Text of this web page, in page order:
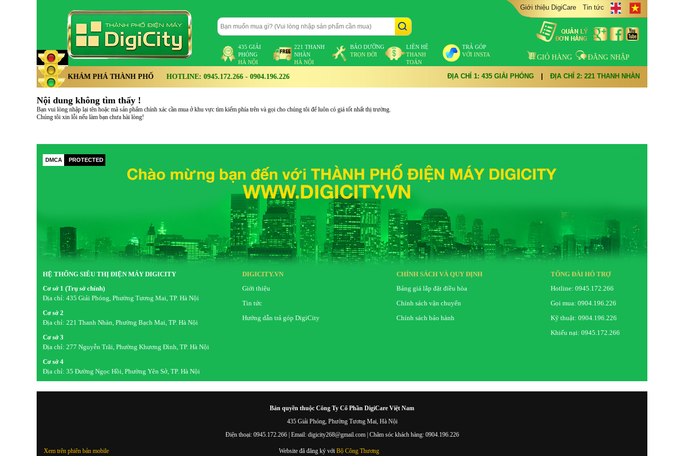
435 GIẢI
PHÓNG
HÀ NỘI
221 THANH
NHÀN
HÀ NỘI
BẢO DƯỠNG
TRỌN ĐỜI
LIÊN HỆ
THANH
TOÁN
TRẢ GÓP
VỚI INSTA
Giới thiệu DigiCare Tin tức
GIỎ HÀNG ĐĂNG NHẬP
KHÁM PHÁ THÀNH PHỐ HOTLINE: 0945.172.266 - 0904.196.226 ĐỊA CHỈ 1: 435 GIẢI PHÓNG ĐỊA CHỈ 2: 221 THANH NHÀN
Nội dung không tìm thấy !
Bạn vui lòng nhập lại tên hoặc mã sản phẩm chính xác cần mua ở khu vực tìm kiếm phía trên và gọi cho chúng tôi để luôn có giá tốt nhất thị trường.
Chúng tôi xin lỗi nếu làm bạn chưa hài lòng!
DMCA PROTECTED
HỆ THỐNG SIÊU THỊ ĐIỆN MÁY DIGICITY
Cơ sở 1 (Trụ sở chính)
Địa chỉ: 435 Giải Phóng, Phường Tương Mai, TP. Hà Nội
Cơ sở 2
Địa chỉ: 221 Thanh Nhàn, Phường Bạch Mai, TP. Hà Nội
Cơ sở 3
Địa chỉ: 277 Nguyễn Trãi, Phường Khương Đình, TP. Hà Nội
Cơ sở 4
Địa chỉ: 35 Đường Ngọc Hồi, Phường Yên Sở, TP. Hà Nội
DIGICITY.VN
Giới thiệu
Tin tức
Hướng dẫn trả góp DigiCity
CHÍNH SÁCH VÀ QUY ĐỊNH
Bảng giá lắp đặt điều hòa
Chính sách vận chuyển
Chính sách bảo hành
TỔNG ĐÀI HỖ TRỢ
Hotline: 0945.172.266
Gọi mua: 0904.196.226
Kỹ thuật: 0904.196.226
Khiếu nại: 0945.172.266
Bản quyền thuộc Công Ty Cổ Phần DigiCare Việt Nam
435 Giải Phóng, Phường Tương Mai, Hà Nội
Điện thoại: 0945.172.266 | Email: digicity268@gmail.com | Chăm sóc khách hàng: 0904.196.226
Xem trên phiên bản mobile Website đã đăng ký với Bộ Công Thương